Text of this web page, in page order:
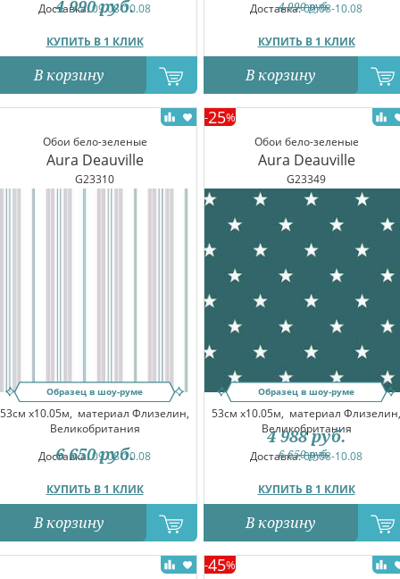
Доставка:09.08-10.08
КУПИТЬ В 1 КЛИК
4 990 руб.
В корзину
Доставка:09.08-10.08
КУПИТЬ В 1 КЛИК
4 990руб.
В корзину
Обои бело-зеленые
Aura Deauville
G23310
Образец в шоу-руме
53см x10.05м, материал Флизелин,
Великобритания
Доставка:09.08-10.08
КУПИТЬ В 1 КЛИК
6 650 руб.
В корзину
Обои бело-зеленые
Aura Deauville
G23349
-25%
Образец в шоу-руме
53см x10.05м, материал Флизелин,
Великобритания
Доставка:09.08-10.08
КУПИТЬ В 1 КЛИК
6 650руб.
4 988 руб.
В корзину
-45%